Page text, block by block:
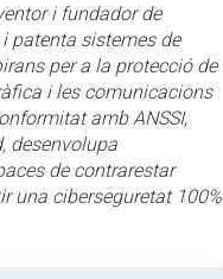
i fundador de
patenta sistemes de
per a la protecció de
i les comunicacions
amb ANSSI,
desenvolupa
de contrarestar
una ciberseguretat 100%